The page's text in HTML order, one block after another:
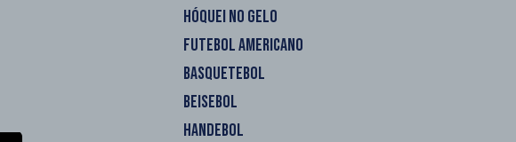
HÓQUEI NO GELO
FUTEBOL AMERICANO
BASQUETEBOL
BEISEBOL
HANDEBOL